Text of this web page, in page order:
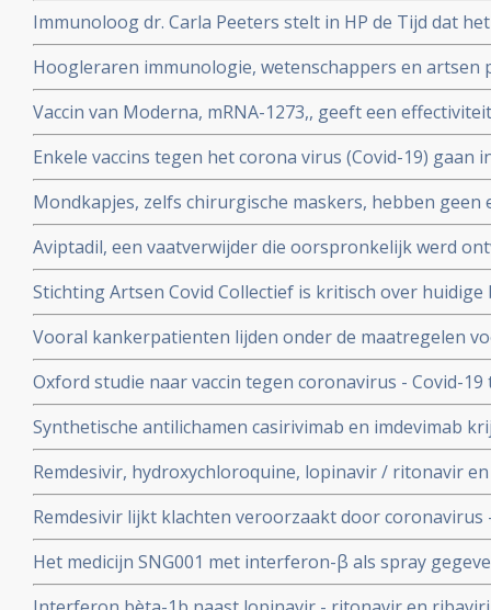
Immunoloog dr. Carla Peeters stelt in HP de Tijd dat
risico's is. En onderbouwt dat met ervaringen met het
Hoogleraren immunologie, wetenschappers en artsen
vitamine D tegen Covid-19. Er is steeds meer bewijs
coronavirus - Covid-19
Vaccin van Moderna, mRNA-1273,, geeft een
19 blijkt uit een tussenevaluatie.
Enkele vaccins tegen het corona virus (Covid-19) gaan
onderzocht worden na goede resultaten bij groepen
Mondkapjes, zelfs chirurgische maskers, hebben
tientallen gerandomiseerde studies. Dit in
Nederlandse regering van ons eist.
Aviptadil, een vaatverwijder die oorspronkelijk werd
te behandelen geeft betere overleving bij ernstig zieke
procent versus 27 procent
Stichting Artsen Covid Collectief is kritisch over
het coronavirus - Covid-19 en pleit voor veel meer
Vooral kankerpatienten lijden onder de maatregelen
omdat hun behandelingen en diagnoses te lang
Oxford studie naar vaccin tegen coronavirus - Covid-
immuunrespons bij ouderen (55+), de groep met het
Synthetische antilichamen casirivimab en imdevimab
authorization (EUA) voor gebruik bij patienten besmet
met milde klachten
Remdesivir, hydroxychloroquine, lopinavir / ritonavir
geen effect als behandeling van patienten
coronabesmetting.
Remdesivir lijkt klachten veroorzaakt door coronavirus
maar is weinig bewijs voor.
Het medicijn SNG001 met interferon-β als spray
bij patienten besmet met het coronavirus - Covid-19